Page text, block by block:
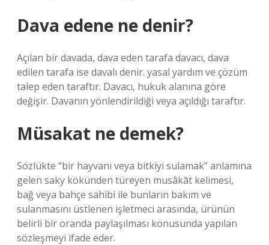
Dava edene ne denir?
Açılan bir davada, dava eden tarafa davacı, dava
edilen tarafa ise davalı denir. yasal yardım ve çözüm
talep eden taraftır. Davacı, hukuk alanına göre
değişir. Davanın yönlendirildiği veya açıldığı taraftır.
Müsakat ne demek?
Sözlükte “bir hayvanı veya bitkiyi sulamak” anlamına
gelen saky kökünden türeyen musâkāt kelimesi,
bağ veya bahçe sahibi ile bunların bakım ve
sulanmasını üstlenen işletmeci arasında, ürünün
belirli bir oranda paylaşılması konusunda yapılan
sözleşmeyi ifade eder.